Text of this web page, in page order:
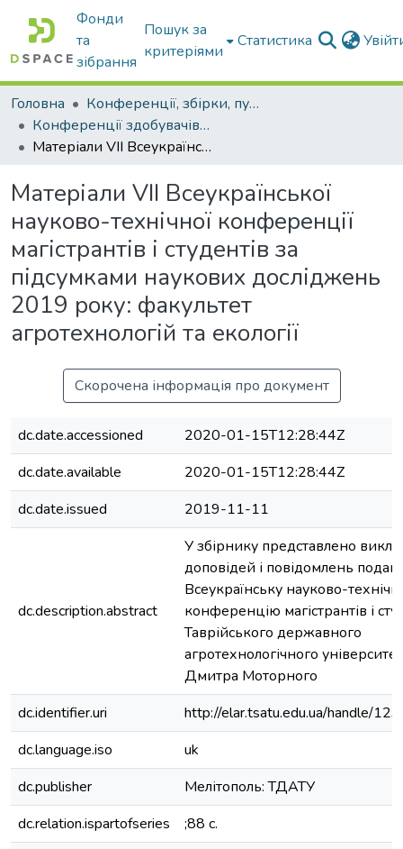
Фонди
та
зібрання
Пошук за
критеріями
Статистика
Головна
Конференції, збірки, публікації молодих вчених і здобувачів : магістрів, бакалаврів, аспірантів.
Конференції здобувачів та молодих вчених
Матеріали VII Всеукраїнської науково-технічної конференції магістрантів і студентів за підсумками наукових досліджень 2019 року: факультет агротехнологій та екології
Матеріали VII Всеукраїнської
науково-технічної конференції
магістрантів і студентів за
підсумками наукових досліджень
2019 року: факультет
агротехнологій та екології
Скорочена інформація про документ
dc.date.accessioned
2020-01-15T12:28:44Z
dc.date.available
2020-01-15T12:28:44Z
dc.date.issued
2019-11-11
dc.description.abstract
У збірнику представлено
доповідей і повідомлень
Всеукраїнську науково-
конференцію магістрантів і
Таврійського державного
агротехнологічного
Дмитра Моторного
dc.identifier.uri
http://elar.tsatu.edu.ua/handle/
dc.language.iso
uk
dc.publisher
Мелітополь: ТДАТУ
dc.relation.ispartofseries
;88 с.